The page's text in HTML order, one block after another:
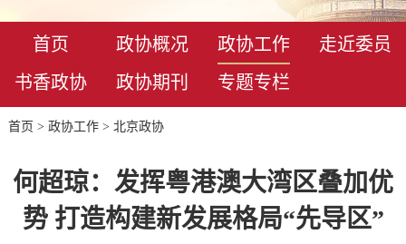
首页 政协概况 政协工作
走近委员
书香政协
政协期刊 专题专栏
首页 > 政协工作> 北京政协
何超琼：发挥粤港澳大湾区叠加优
势 打造构建新发展格局“先导区”